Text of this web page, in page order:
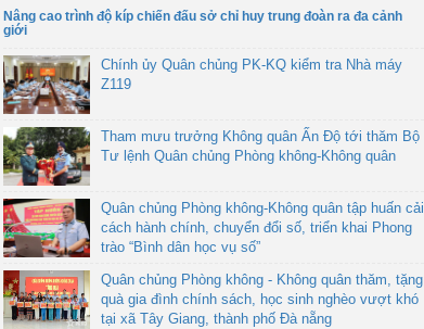
Nâng cao trình độ kíp chiến đấu sở chỉ huy trung đoàn ra đa cảnh
giới
Chính ủy Quân chủng PK-KQ kiểm tra Nhà máy
Z119
Tham mưu trưởng Không quân Ấn Độ tới thăm Bộ
Tư lệnh Quân chủng Phòng không-Không quân
Quân chủng Phòng không-Không quân tập huấn cải
cách hành chính, chuyển đổi số, triển khai Phong
trào “Bình dân học vụ số”
Quân chủng Phòng không - Không quân thăm, tặng
quà gia đình chính sách, học sinh nghèo vượt khó
tại xã Tây Giang, thành phố Đà nẵng